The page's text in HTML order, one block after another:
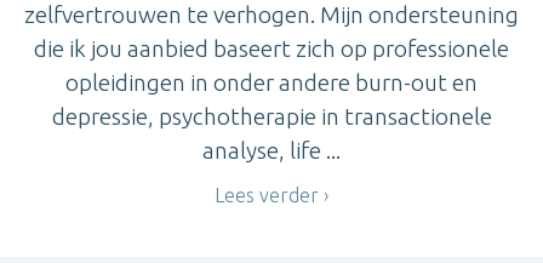
zelfvertrouwen te verhogen. Mijn ondersteuning
die ik jou aanbied baseert zich op professionele
opleidingen in onder andere burn-out en
depressie, psychotherapie in transactionele
analyse, life ...
Lees verder